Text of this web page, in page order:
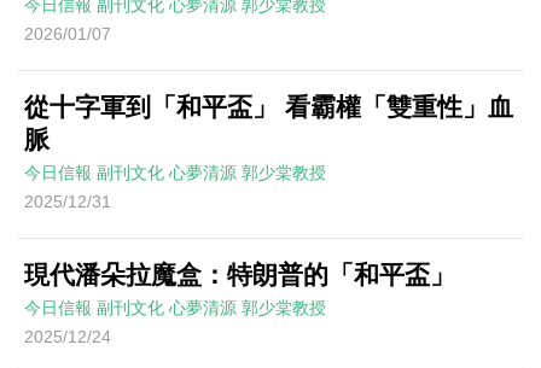
今日信報 副刊文化 心夢清源 郭少棠教授
2026/01/07
從十字軍到「和平盃」 看霸權「雙重性」血
脈
今日信報 副刊文化 心夢清源 郭少棠教授
2025/12/31
現代潘朵拉魔盒：特朗普的「和平盃」
今日信報 副刊文化 心夢清源 郭少棠教授
2025/12/24